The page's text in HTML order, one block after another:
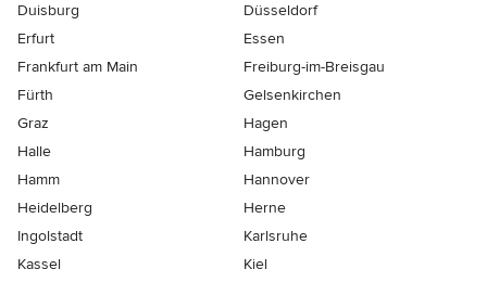
Duisburg
Düsseldorf
Erfurt
Essen
Frankfurt am Main
Freiburg-im-Breisgau
Fürth
Gelsenkirchen
Graz
Hagen
Halle
Hamburg
Hamm
Hannover
Heidelberg
Herne
Ingolstadt
Karlsruhe
Kassel
Kiel